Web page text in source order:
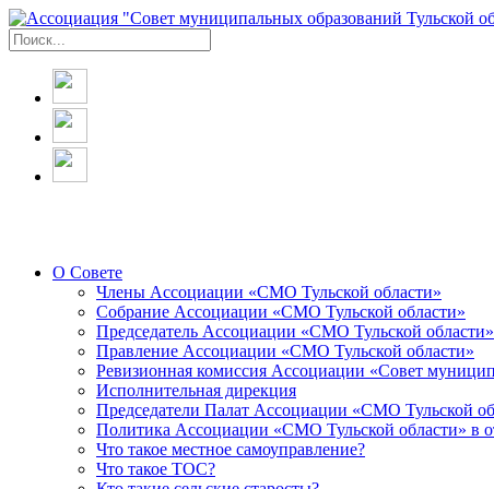
О Совете
Члены Ассоциации «СМО Тульской области»
Собрание Ассоциации «СМО Тульской области»
Председатель Ассоциации «СМО Тульской области»
Правление Ассоциации «СМО Тульской области»
Ревизионная комиссия Ассоциации «Совет
Исполнительная дирекция
Председатели Палат Ассоциации «СМО Тульской
Политика Ассоциации «СМО Тульской области» в
Что такое местное самоуправление?
Что такое ТОС?